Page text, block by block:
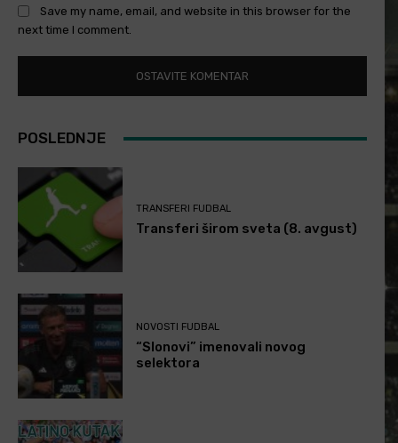
Save my name, email, and website in this browser for the
next time I comment.
POSLEDNJE
TRANSFERI FUDBAL
Transferi širom sveta (8. avgust)
NOVOSTI FUDBAL
“Slonovi” imenovali novog
selektora